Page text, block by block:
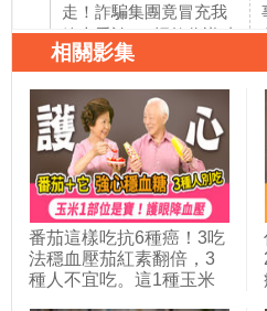
走！詐騙集團竟冒充我
線上看診！3招教你識破
假相，別再被騙去買假
用AI整理養生精華，看
病不踩雷，守住老本享
清福｜胡乃文開講
Dr.HU_344
相關影集
番茄這樣吃抗6種癌！3吃
法穩血壓茄紅素翻倍，3
種人不宜吃。這1種玉米